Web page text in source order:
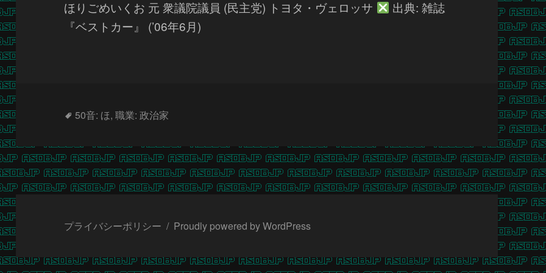
ほりごめいくお 元 衆議院議員 (民主党) トヨタ・ヴェロッサ
出典: 雑誌
『ベストカー』 (’06年6月)
タ
50音: ほ,職業: 政治家
プライバシーポリシー Proudly powered by WordPress